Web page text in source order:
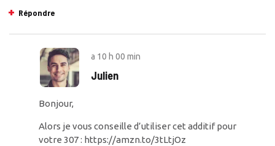
Répondre
a 10 h 00 min
Julien
Bonjour,
Alors je vous conseille d’utiliser cet additif pour
votre 307 : https://amzn.to/3tLtjOz